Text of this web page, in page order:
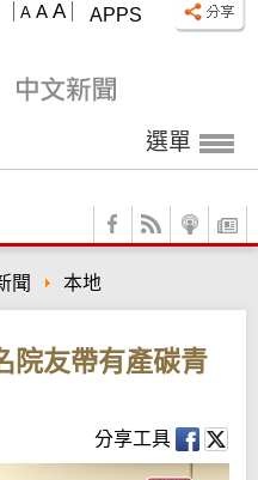
APPS
A A A
選單
聞 本地
院友帶有產碳青
分享工具